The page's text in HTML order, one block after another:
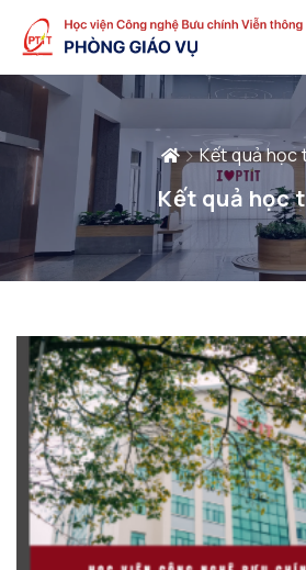
Kết quả học
Kết quả học